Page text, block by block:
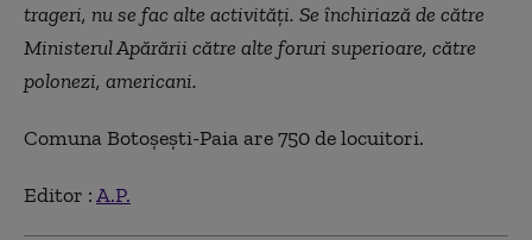
trageri, nu se fac alte activități. Se închiriază de către
Ministerul Apărării către alte foruri superioare, către
polonezi, americani.
Comuna Botoșești-Paia are 750 de locuitori.
Editor :A.P.